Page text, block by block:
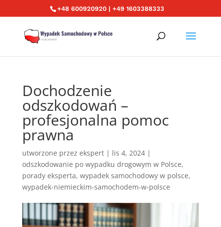
+48 600920920 | +49 1603388333
Dochodzenie
odszkodowań –
profesjonalna pomoc
prawna
utworzone przez ekspert| lis 4, 2024|
odszkodowanie po wypadku drogowym w Polsce,
porady eksperta, wypadek samochodowy w polsce,
wypadek-niemieckim-samochodem-w-polsce